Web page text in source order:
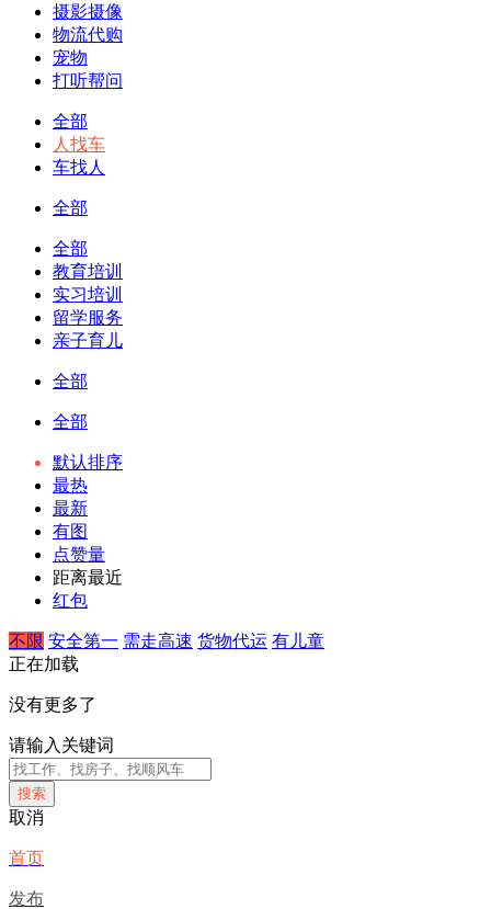
摄影摄像
物流代购
宠物
打听帮问
全部
人找车
车找人
全部
全部
教育培训
实习培训
留学服务
亲子育儿
全部
全部
默认排序
最热
最新
有图
点赞量
距离最近
红包
不限 安全第一 需走高速 货物代运 有儿童
正在加载
没有更多了
请输入关键词
搜索
取消
首页
发布